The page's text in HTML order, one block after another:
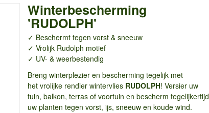
Winterbescherming
'RUDOLPH'
✓ Beschermt tegen vorst & sneeuw
✓ Vrolijk Rudolph motief
✓ UV- & weerbestendig
Breng winterplezier en bescherming tegelijk met
het vrolijke rendier wintervlies RUDOLPH! Versier uw
tuin, balkon, terras of voortuin en bescherm tegelijkertijd
uw planten tegen vorst, ijs, sneeuw en koude wind.